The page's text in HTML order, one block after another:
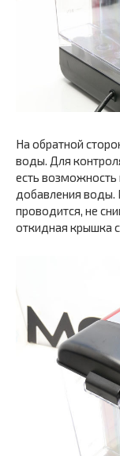
На обратной
воды. Для
есть
добавления воды.
проводится, не
откидная крышка